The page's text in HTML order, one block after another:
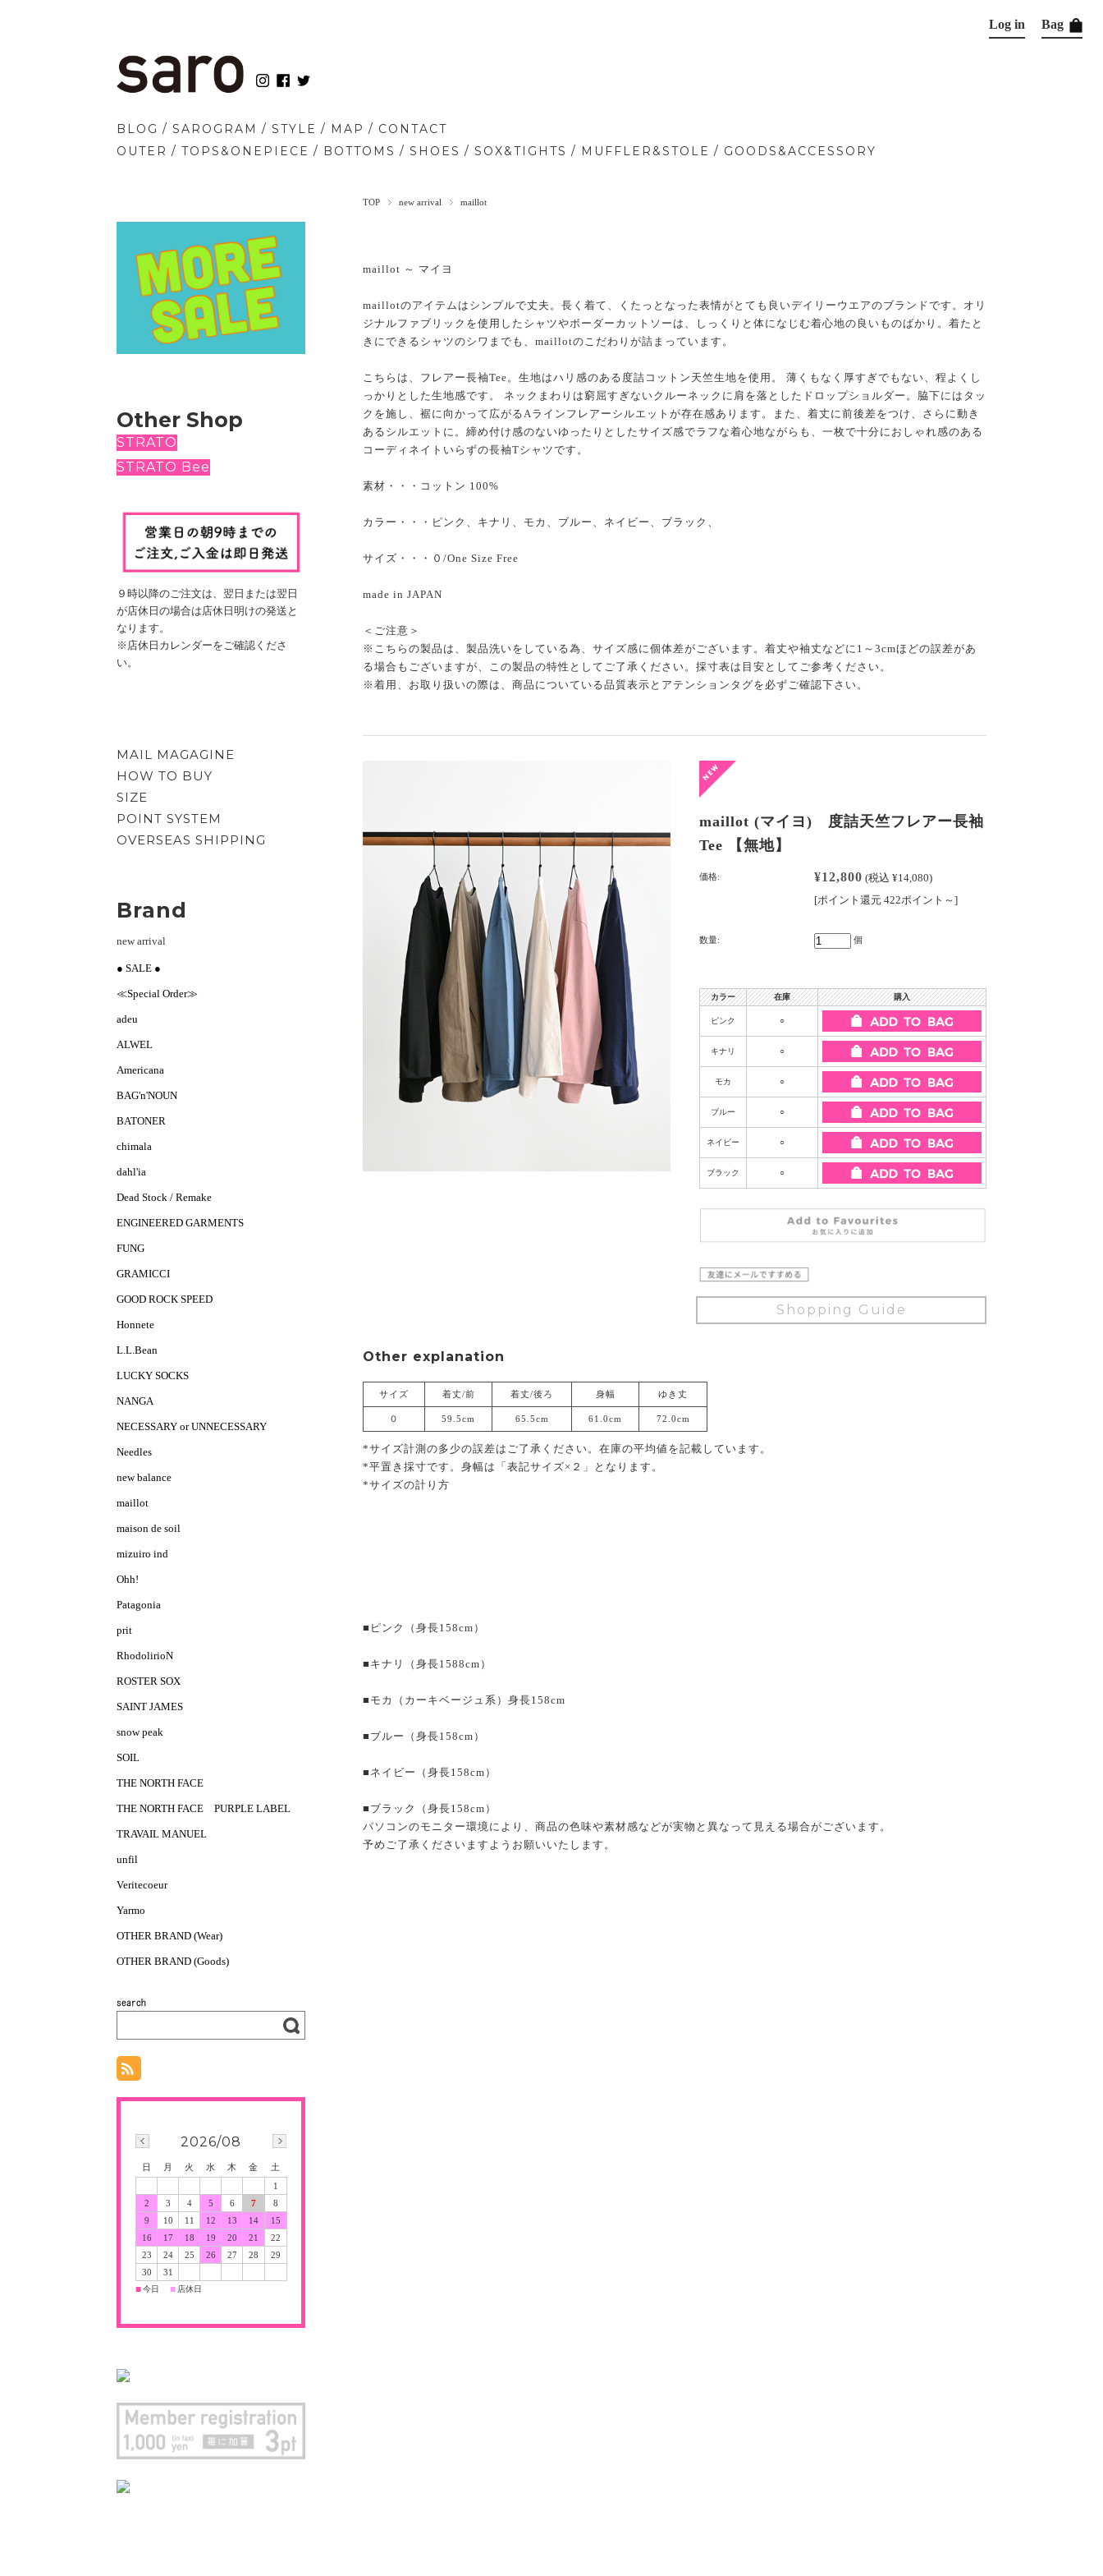
BLOG / SAROGRAM / STYLE / MAP / CONTACT
OUTER / TOPS&ONEPIECE / BOTTOMS / SHOES / SOX&TIGHTS / MUFFLER&STOLE / GOODS&ACCESSORY
Log in Bag
TOP new arrival maillot
maillot ～ マイヨ
maillotのアイテムはシンプルで丈夫。長く着て、くたっとなった表情がとても良いデイリーウエアのブランドです。オリ
ジナルファブリックを使用したシャツやボーダーカットソーは、しっくりと体になじむ着心地の良いものばかり。着たと
きにできるシャツのシワまでも、maillotのこだわりが詰まっています。
こちらは、フレアー長袖Tee。生地はハリ感のある度詰コットン天竺生地を使用。 薄くもなく厚すぎでもない、程よくし
っかりとした生地感です。 ネックまわりは窮屈すぎないクルーネックに肩を落としたドロップショルダー。脇下にはタッ
クを施し、裾に向かって広がるAラインフレアーシルエットが存在感あります。また、着丈に前後差をつけ、さらに動き
あるシルエットに。締め付け感のないゆったりとしたサイズ感でラフな着心地ながらも、一枚で十分におしゃれ感のある
コーディネイトいらずの長袖Tシャツです。
素材・・・コットン 100%
カラー・・・ピンク、キナリ、モカ、ブルー、ネイビー、ブラック、
サイズ・・・０/One Size Free
made in JAPAN
＜ご注意＞
※こちらの製品は、製品洗いをしている為、サイズ感に個体差がございます。着丈や袖丈などに1～3cmほどの誤差があ
る場合もございますが、この製品の特性としてご了承ください。採寸表は目安としてご参考ください。
※着用、お取り扱いの際は、商品についている品質表示とアテンションタグを必ずご確認下さい。
maillot (マイヨ) 度詰天竺フレアー長袖
Tee 【無地】
価格: ¥12,800 (税込 ¥14,080)
[ポイント還元 422ポイント～]
数量: 個
カラー 在庫 購入
ピンク ○
キナリ ○
モカ ○
ブルー ○
ネイビー ○
ブラック ○
Shopping Guide
Other explanation
サイズ 着丈/前 着丈/後ろ 身幅 ゆき丈
０ 59.5cm 65.5cm 61.0cm 72.0cm
*サイズ計測の多少の誤差はご了承ください。在庫の平均値を記載しています。
*平置き採寸です。身幅は「表記サイズ×２」となります。
*サイズの計り方
■ピンク（身長158cm）
■キナリ（身長1588cm）
■モカ（カーキベージュ系）身長158cm
■ブルー（身長158cm）
■ネイビー（身長158cm）
■ブラック（身長158cm）
パソコンのモニター環境により、商品の色味や素材感などが実物と異なって見える場合がございます。
予めご了承くださいますようお願いいたします。
Other Shop
STRATO
STRATO Bee
９時以降のご注文は、翌日 または翌日
が店休日の場合は 店休日明けの発送と
なります。
※店休日カレンダーをご確認くださ
い。
MAIL MAGAGINE
HOW TO BUY
SIZE
POINT SYSTEM
OVERSEAS SHIPPING
Brand
new arrival
● SALE ●
≪Special Order≫
adeu
ALWEL
Americana
BAG'n'NOUN
BATONER
chimala
dahl'ia
Dead Stock / Remake
ENGINEERED GARMENTS
FUNG
GRAMICCI
GOOD ROCK SPEED
Honnete
L.L.Bean
LUCKY SOCKS
NANGA
NECESSARY or UNNECESSARY
Needles
new balance
maillot
maison de soil
mizuiro ind
Ohh!
Patagonia
prit
RhodolirioN
ROSTER SOX
SAINT JAMES
snow peak
SOIL
THE NORTH FACE
THE NORTH FACE PURPLE LABEL
TRAVAIL MANUEL
unfil
Veritecoeur
Yarmo
OTHER BRAND (Wear)
OTHER BRAND (Goods)
2026/08
日 月 火 水 木 金
土
1
2
3 4 5 6 7
8
9
10 11 12 13 14
15
16
17 18 19 20 21
22
23
24 25 26 27 28
29
30
31
■今日 ■ 店休日